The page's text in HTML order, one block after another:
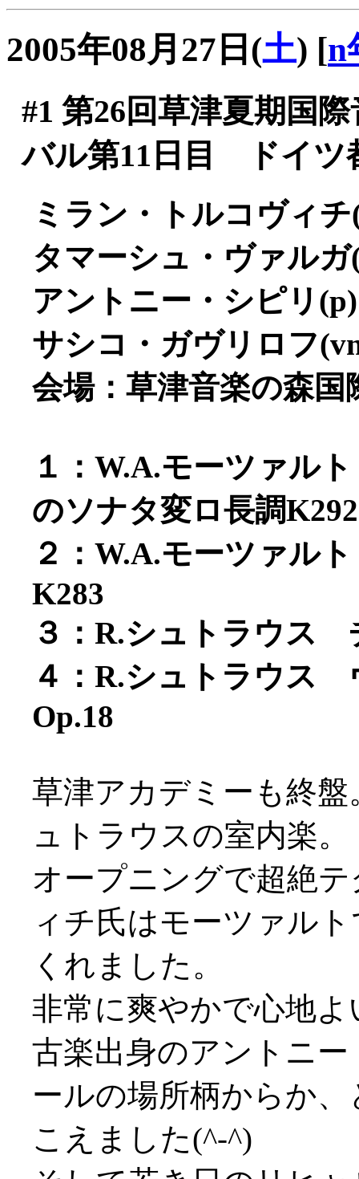
2005年08月27日(土) [n
#1 第26回草津夏期国
バル第11日目 ドイツ
ミラン・トルコヴィチ
タマーシュ・ヴァルガ
アントニー・シピリ
サシコ・ガヴリロフ
会場：草津音楽の森
１：W.A.モーツァル
のソナタ変ロ長調K292
２：W.A.モーツァル
K283
３：R.シュトラウス
４：R.シュトラウス
Op.18
草津アカデミーも終
ュトラウスの室内楽。
オープニングで超絶
ィチ氏はモーツァル
くれました。
非常に爽やかで心地よ
古楽出身のアントニ
ールの場所柄からか
こえました(^-^)